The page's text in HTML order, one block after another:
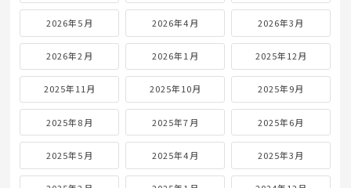
2026年5月 2026年4月 2026年3月
2026年2月 2026年1月 2025年12月
2025年11月 2025年10月 2025年9月
2025年8月 2025年7月 2025年6月
2025年5月 2025年4月 2025年3月